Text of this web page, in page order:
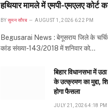
हथियार मामले में एमपी-एमएलए कोर्ट
BY सुमन सौरब AUGUST 1, 2026 6:22 PM
Begusarai News : बेगूसराय जिले के चर्चित
कांड संख्या-143/2018 में शनिवार को…
बिहार विधानसभा में
के उत्क्रमण का मुद्दा,
होगा फैसला
JULY 21, 2026 4:18 PM